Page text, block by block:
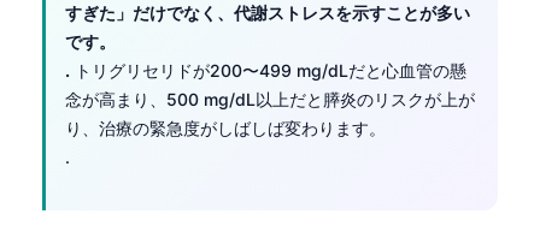
すぎた」だけでなく、代謝ストレスを示すことが多い
です。
. トリグリセリドが200〜499 mg/dLだと心血管の懸
念が高まり、500 mg/dL以上だと膵炎のリスクが上が
り、治療の緊急度がしばしば変わります。
.